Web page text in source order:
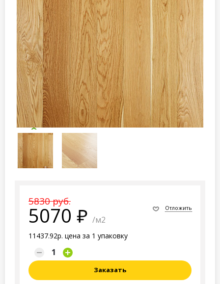
5830 руб.
5070 /м2
11437.92р. цена за 1 упаковку
Отложить
Заказать